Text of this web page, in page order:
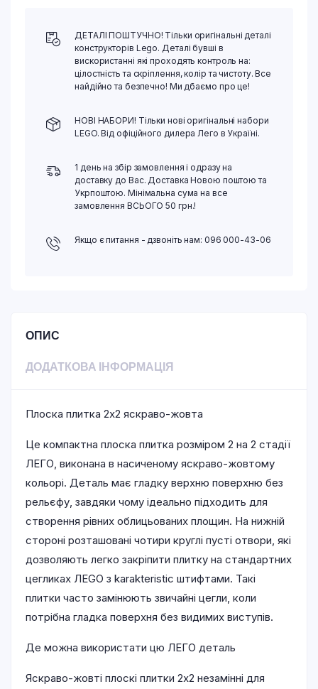
ДЕТАЛІ ПОШТУЧНО! Тільки оригінальні деталі
конструкторів Lego. Деталі бувші в
вискористанні які проходять контроль на:
цілостність та скріплення, колір та чистоту. Все
найдійно та безпечно! Ми дбаємо про це!
НОВІ НАБОРИ! Тільки нові оригінальні набори
LEGO. Від офіційного дилера Лего в Україні.
1 день на збір замовлення і одразу на
доставку до Вас. Доставка Новою поштою та
Укрпоштою. Мінімальна сума на все
замовлення ВСЬОГО 50 грн.!
Якщо є питання - дзвоніть нам: 096 000-43-06
ОПИС
ДОДАТКОВА ІНФОРМАЦІЯ
Плоска плитка 2х2 яскраво-жовта
Це компактна плоска плитка розміром 2 на 2 стадії
ЛЕГО, виконана в насиченому яскраво-жовтому
кольорі. Деталь має гладку верхню поверхню без
рельєфу, завдяки чому ідеально підходить для
створення рівних облицьованих площин. На нижній
стороні розташовані чотири круглі пусті отвори, які
дозволяють легко закріпити плитку на стандартних
цегликах ЛEGO з karakteristic штифтами. Такі
плитки часто замінюють звичайні цегли, коли
потрібна гладка поверхня без видимих виступів.
Де можна використати цю ЛЕГО деталь
Яскраво-жовті плоскі плитки 2х2 незамінні для